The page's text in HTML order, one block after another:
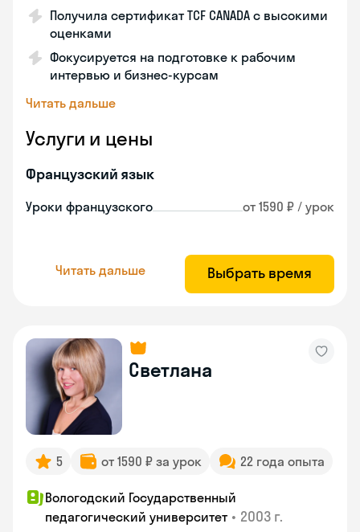
Получила сертификат TCF CANADA с высокими
оценками
Фокусируется на подготовке к рабочим
интервью и бизнес-курсам
Читать дальше
Услуги и цены
Французский язык
Уроки французского от 1590 ₽ / урок
Читать дальше Выбрать время
Светлана
5 от 1590 ₽ за урок 22 года опыта
Вологодский Государственный
педагогический университет • 2003 г.